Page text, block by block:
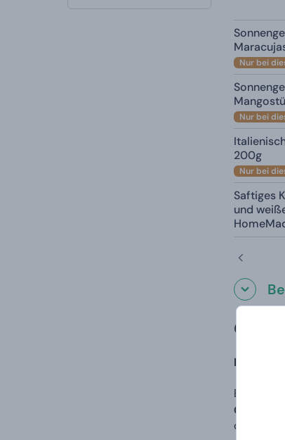
Nur bei
Nur bei
200g
Nur bei
Saftiges
und
Eine
Eine
deine